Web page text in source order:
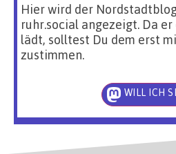
Hier wird der
ruhr.social angezeigt. Da
lädt, solltest Du dem erst
zustimmen.
WILL ICH